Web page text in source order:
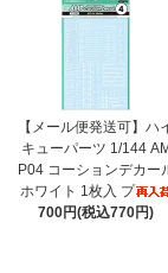
【メール便発送可】ハ
キューパーツ 1/144 AM
P04 コーションデカー
ホワイト 1枚入 プ
700円(税込770円)